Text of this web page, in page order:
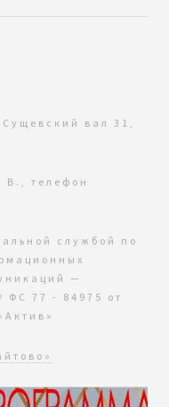
вал 31,
В., телефон
службой по
—
ФС 77 - 84975 от